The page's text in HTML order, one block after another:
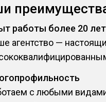
работы более 20 лет
агентство —
с любыми